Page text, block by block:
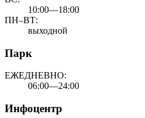
10:00—18:00
ПН–ВТ:
выходной
Парк
ЕЖЕДНЕВНО:
06:00—24:00
Инфоцентр